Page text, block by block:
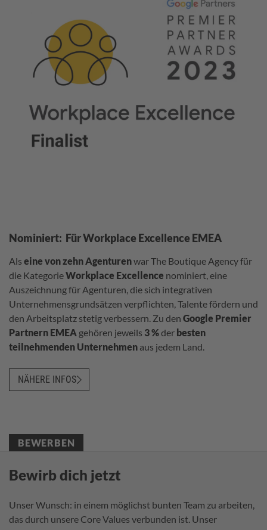
Nominiert: Für Workplace Excellence EMEA
Als eine vonzehnAgenturenwar The Boutique Agency für
die KategorieWorkplace Excellence nominiert, eine
Auszeichnung für Agenturen, die sich integrativen
Unternehmensgrundsätzen verpflichten, Talente fördern und
den Arbeitsplatz stetig verbessern. Zu den Google Premier
Partnern EMEA gehören jeweils 3 %der besten
teilnehmenden Unternehmen aus jedem Land.
NÄHERE INFOS
BEWERBEN
Bewirb dich jetzt
Unser Wunsch: in einem möglichst bunten Team zu arbeiten,
das durch unsere Core Values verbunden ist. Unser